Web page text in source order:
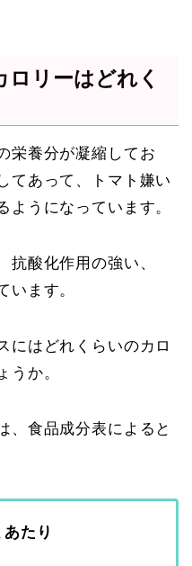
ロリーはどれく
栄養分が凝縮してお
てあって、トマト嫌い
ようになっています。
抗酸化作用の強い、
います。
にはどれくらいのカロ
うか。
、食品成分表によると
たり